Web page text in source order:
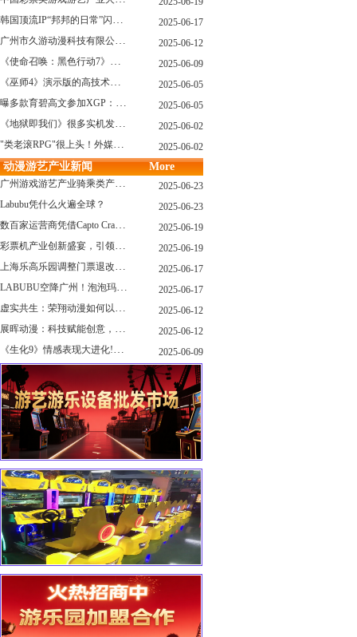
韩国顶流IP“邦邦的日常”闪现深圳 2025-06-17
广州市久游动漫科技有限公司：创新驱动，引领游艺产业新浪潮 2025-06-12
《使命召唤：黑色行动7》问题多多：或将重蹈覆辙 2025-06-09
《巫师4》演示版的高技术力能在PS5上复现吗？数毛社以为很有或许！ 2025-06-05
曝多款育碧高文参加XGP：《星球大战：亡命之徒》、《阿凡达：潘多拉边境》、《刺客信条：影》等 2025-06-05
《地狱即我们》很多实机发布！虚幻5的地狱级画质！ 2025-06-02
"类老滚RPG"很上头！外媒盛赞新作《污痕圣杯》 2025-06-02
动漫游艺产业新闻
More
广州游戏游艺产业骑乘类产品的创新革命与沉浸式体验升级
2025-06-23
Labubu凭什么火遍全球？
2025-06-23
数百家运营商凭借Capto Crane娃娃机赢得玩家青睐——您呢？ 2025-06-19
彩票机产业创新盛宴，引领数字娱乐新潮流 2025-06-19
上海乐高乐园调整门票退改政策，多项“全球首发”引关注 2025-06-17
LABUBU空降广州！泡泡玛特快闪店限时开启 2025-06-17
虚实共生：荣翔动漫如何以"科技+文化"双轮驱动重塑游艺产业新生态 2025-06-12
展晖动漫：科技赋能创意，打造沉浸式游艺新体验 2025-06-12
《生化9》情感表现大进化!眼神、颤抖细节拉满！ 2025-06-09